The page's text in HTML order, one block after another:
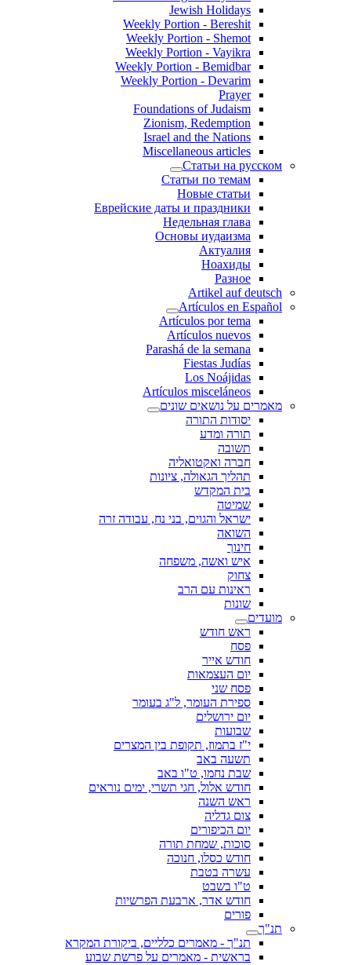
Jewish Holidays
Weekly Portion - Bereshit
Weekly Portion - Shemot
Weekly Portion - Vayikra
Weekly Portion - Bemidbar
Weekly Portion - Devarim
Prayer
Foundations of Judaism
Zionism, Redemption
Israel and the Nations
Miscellaneous articles
Статьи на русском
Статьи по темам
Новые статьи
Еврейские даты и праздники
Недельная глава
Основы иудаизма
Актуалия
Ноахиды
Разное
Artikel auf deutsch
Artículos en Español
Artículos por tema
Artículos nuevos
Parashá de la semana
Fiestas Judías
Los Noájidas
Artículos misceláneos
מאמרים על נושאים שונים
יסודות התורה
תורה ומדע
תשובה
חברה ואקטואליה
תהליך הגאולה, ציונות
בית המקדש
שמיטה
ישראל והגוים, בני נח, עבודה זרה
השואה
חינוך
איש ואשה, משפחה
צחוק
ראינות עם הרב
שונות
מועדים
ראש חודש
פסח
חודש אייר
יום העצמאות
פסח שני
ספירת העומר, ל"ג בעומר
יום ירושלים
שבועות
י"ז בתמוז, תקופת בין המצרים
תשעה באב
שבת נחמו, ט"ו באב
חודש אלול, חגי תשרי, ימים נוראים
ראש השנה
צום גדליה
יום הכיפורים
סוכות, שמחת תורה
חודש כסלו, חנוכה
עשרה בטבת
ט"ו בשבט
חודש אדר, ארבעת הפרשיות
פורים
תנ"ך
תנ"ך - מאמרים כלליים, ביקורת המקרא
בראשית - מאמרים על פרשת שבוע